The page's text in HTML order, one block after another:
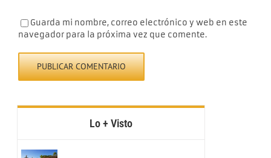
Guarda mi nombre, correo electrónico y web en este
navegador para la próxima vez que comente.
Lo + Visto